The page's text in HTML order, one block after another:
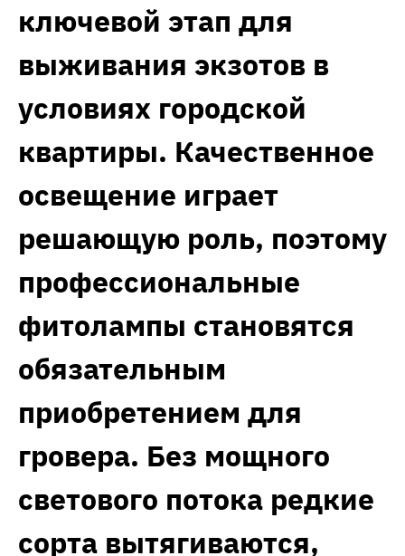
ключевой этап для
выживания экзотов в
условиях городской
квартиры. Качественное
освещение играет
решающую роль, поэтому
профессиональные
фитолампы становятся
обязательным
приобретением для
гровера. Без мощного
светового потока редкие
сорта вытягиваются,